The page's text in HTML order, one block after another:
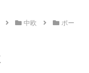
中欧
ポー